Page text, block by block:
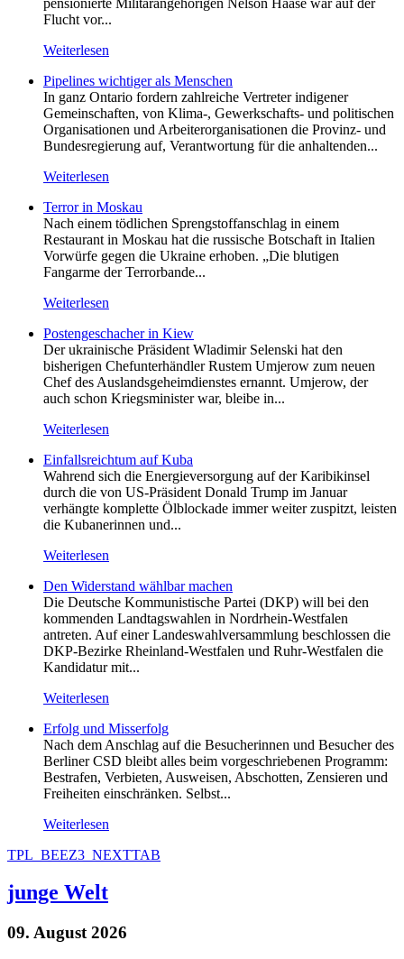
Flucht vor...
Weiterlesen
Pipelines wichtiger als Menschen
In ganz Ontario fordern zahlreiche Vertreter indigener
Gemeinschaften, von Klima-, Gewerkschafts- und politischen
Organisationen und Arbeiterorganisationen die Provinz- und
Bundesregierung auf, Verantwortung für die anhaltenden...
Weiterlesen
Terror in Moskau
Nach einem tödlichen Sprengstoffanschlag in einem
Restaurant in Moskau hat die russische Botschaft in Italien
Vorwürfe gegen die Ukraine erhoben. „Die blutigen
Fangarme der Terrorbande...
Weiterlesen
Postengeschacher in Kiew
Der ukrainische Präsident Wladimir Selenski hat den
bisherigen Chefunterhändler Rustem Umjerow zum neuen
Chef des Auslandsgeheimdienstes ernannt. Umjerow, der
auch schon Kriegsminister war, bleibe in...
Weiterlesen
Einfallsreichtum auf Kuba
Wahrend sich die Energieversorgung auf der Karibikinsel
durch die von US-Präsident Donald Trump im Januar
verhängte komplette Ölblockade immer weiter zuspitzt, leisten
die Kubanerinnen und...
Weiterlesen
Den Widerstand wählbar machen
Die Deutsche Kommunistische Partei (DKP) will bei den
kommenden Landtagswahlen in Nordrhein-Westfalen
antreten. Auf einer Landeswahlversammlung beschlossen die
DKP-Bezirke Rheinland-Westfalen und Ruhr-Westfalen die
Kandidatur mit...
Weiterlesen
Erfolg und Misserfolg
Nach dem Anschlag auf die Besucherinnen und Besucher des
Berliner CSD bleibt alles beim vorgeschriebenen Programm:
Bestrafen, Verbieten, Ausweisen, Abschotten, Zensieren und
Freiheiten einschränken. Selbst...
Weiterlesen
TPL_BEEZ3_NEXTTAB
junge Welt
09. August 2026